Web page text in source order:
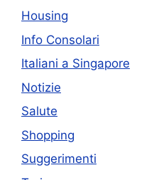
Housing
Info Consolari
Italiani a Singapore
Notizie
Salute
Shopping
Suggerimenti